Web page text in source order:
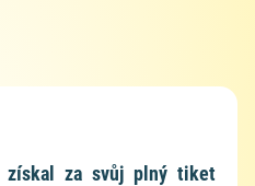
získal za svůj plný tiket